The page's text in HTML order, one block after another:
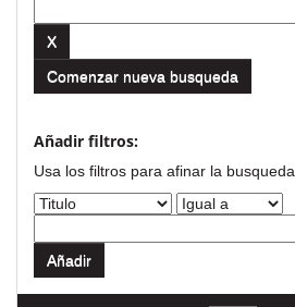
Comenzar nueva busqueda
Añadir filtros:
Usa los filtros para afinar la busqueda.